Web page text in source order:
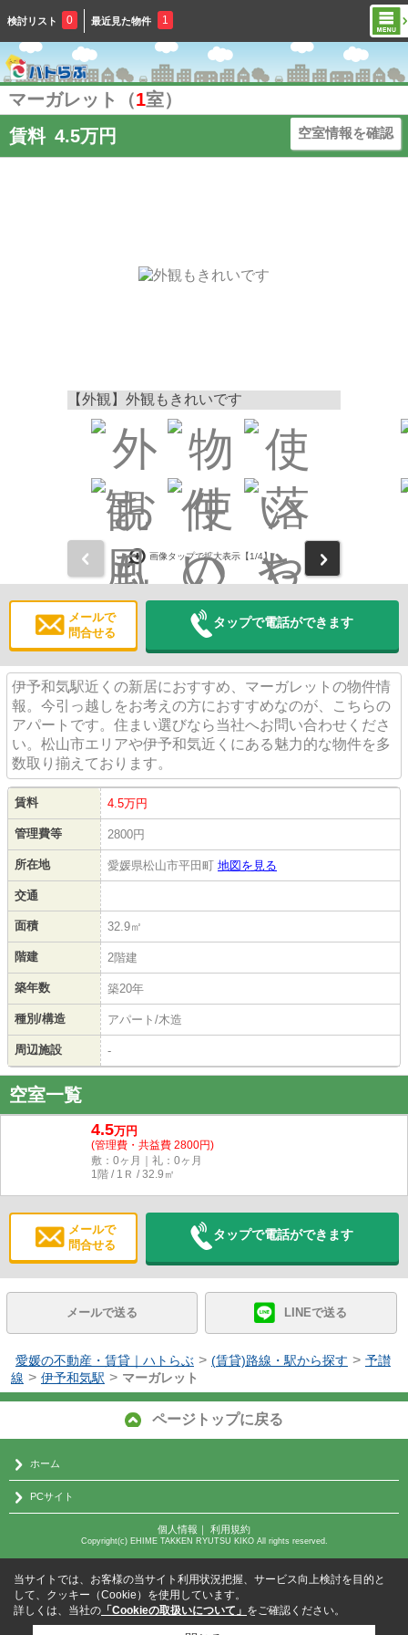
検討リスト 0 最近見た物件 1
マーガレット（1室）
賃料 4.5万円 空室情報を確認
【外観】外観もきれいです
前 画像タップで拡大表示【1/4】
メールで
問合せる
タップで電話ができます
伊予和気駅近くの新居におすすめ、マーガレットの物件情
報。今引っ越しをお考えの方におすすめなのが、こちらの
アパートです。住まい選びなら当社へお問い合わせくださ
い。松山市エリアや伊予和気近くにある魅力的な物件を多
数取り揃えております。
賃料 4.5万円
管理費等 2800円
所在地 愛媛県松山市平田町 地図を見る
交通
面積 32.9㎡
階建 2階建
築年数 築20年
種別/構造 アパート/木造
周辺施設 -
空室一覧
4.5万円
(管理費・共益費 2800円)
敷：0ヶ月｜礼：0ヶ月
1階 / 1Ｒ / 32.9㎡
メールで
問合せる
タップで電話ができます
メールで送る LINEで送る
愛媛の不動産・賃貸｜ハトらぶ > (賃貸)路線・駅から探す > 予讃
線 > 伊予和気駅 > マーガレット
ページトップに戻る
ホーム
PCサイト
個人情報 ｜ 利用規約
Copyright(c) EHIME TAKKEN RYUTSU KIKO All rights reserved.
当サイトでは、お客様の当サイト利用状況把握、サービス向上検討を目的と
して、クッキー（Cookie）を使用しています。
詳しくは、当社の 「Cookieの取扱いについて」 をご確認ください。